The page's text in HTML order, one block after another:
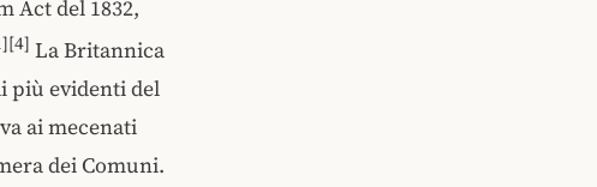
Act del 1832,
La Britannica
più evidenti del
ai mecenati
dei Comuni.